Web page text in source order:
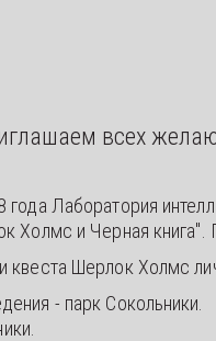
всех
года Лаборатория
Холмс и Черная
квеста Шерлок Холмс
- парк Сокольники.